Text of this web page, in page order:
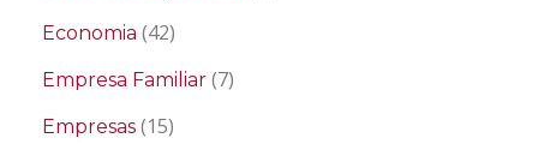
Economia (42)
Empresa Familiar (7)
Empresas (15)